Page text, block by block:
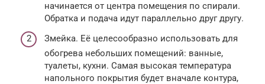
начинается от центра помещения по спирали.
Обратка и подача идут параллельно друг другу.
Змейка. Её целесообразно использовать для
обогрева небольших помещений: ванные,
туалеты, кухни. Самая высокая температура
напольного покрытия будет вначале контура,